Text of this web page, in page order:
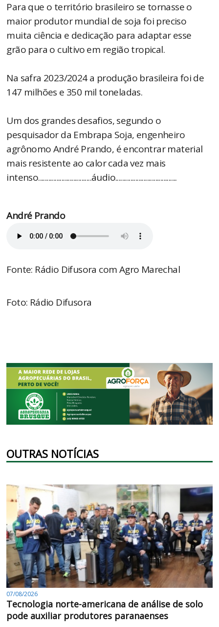
Para que o território brasileiro se tornasse o
maior produtor mundial de soja foi preciso
muita ciência e dedicação para adaptar esse
grão para o cultivo em região tropical.
Na safra 2023/2024 a produção brasileira foi de
147 milhões e 350 mil toneladas.
Um dos grandes desafios, segundo o
pesquisador da Embrapa Soja, engenheiro
agrônomo André Prando, é encontrar material
mais resistente ao calor cada vez mais
intenso................................áudio.....................................
André Prando
Fonte: Rádio Difusora com Agro Marechal
Foto: Rádio Difusora
OUTRAS NOTÍCIAS
07/08/2026
Tecnologia norte-americana de análise de solo
pode auxiliar produtores paranaenses